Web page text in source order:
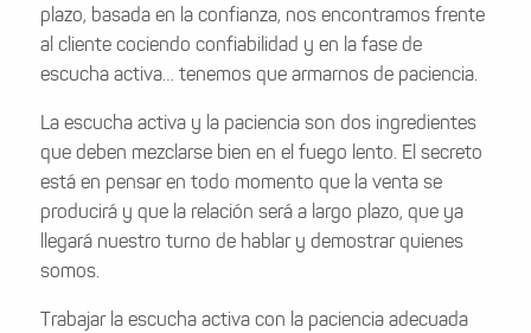
plazo, basada en la confianza, nos encontramos frente
al cliente cociendo confiabilidad y en la fase de
escucha activa… tenemos que armarnos de paciencia.
La escucha activa y la paciencia son dos ingredientes
que deben mezclarse bien en el fuego lento. El secreto
está en pensar en todo momento que la venta se
producirá y que la relación será a largo plazo, que ya
llegará nuestro turno de hablar y demostrar quienes
somos.
Trabajar la escucha activa con la paciencia adecuada